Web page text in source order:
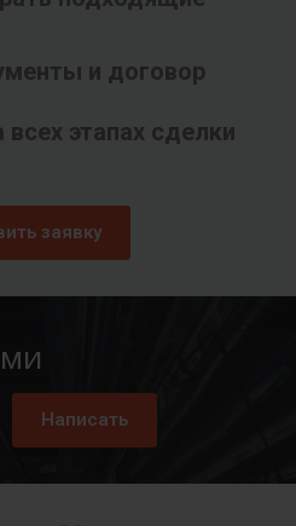
и договор
этапах сделки
заявку
Написать